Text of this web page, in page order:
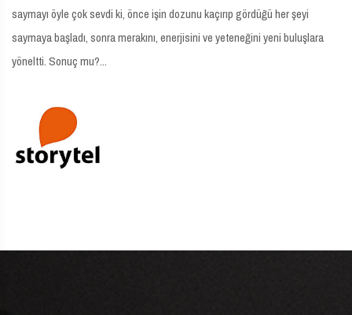
saymayı öyle çok sevdi ki, önce işin dozunu kaçırıp gördüğü her şeyi
saymaya başladı, sonra merakını, enerjisini ve yeteneğini yeni buluşlara
yöneltti. Sonuç mu?...